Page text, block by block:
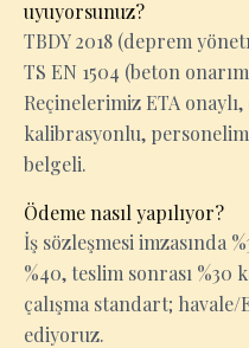
uyuyorsunuz?
TBDY 2018 (deprem
TS EN 1504 (beton
Reçinelerimiz ETA
kalibrasyonlu,
belgeli.
Ödeme nasıl yapılıyor?
İş sözleşmesi imzasında
%40, teslim sonrası %30
çalışma standart;
ediyoruz.